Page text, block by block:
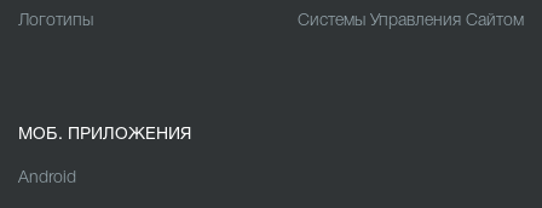
Логотипы Cистемы Управления Сайтом
МОБ. ПРИЛОЖЕНИЯ
Android